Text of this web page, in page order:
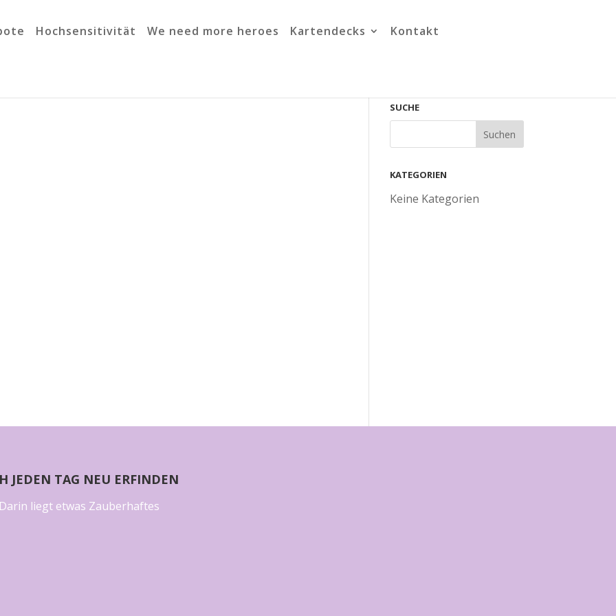
Hochsensitivität We need more heroes Kartendecks Kontakt
SUCHE
KATEGORIEN
Keine Kategorien
JEDEN TAG NEU ERFINDEN
liegt etwas Zauberhaftes